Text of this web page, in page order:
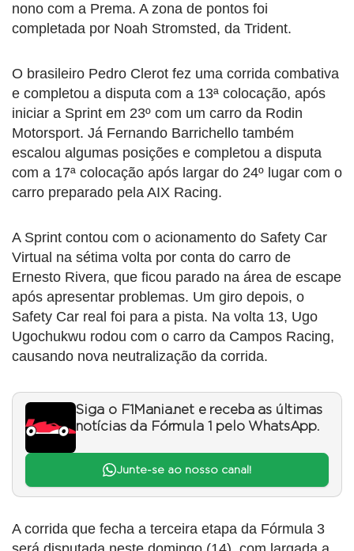
nono com a Prema. A zona de pontos foi
completada por Noah Stromsted, da Trident.
O brasileiro Pedro Clerot fez uma corrida combativa
e completou a disputa com a 13ª colocação, após
iniciar a Sprint em 23º com um carro da Rodin
Motorsport. Já Fernando Barrichello também
escalou algumas posições e completou a disputa
com a 17ª colocação após largar do 24º lugar com o
carro preparado pela AIX Racing.
A Sprint contou com o acionamento do Safety Car
Virtual na sétima volta por conta do carro de
Ernesto Rivera, que ficou parado na área de escape
após apresentar problemas. Um giro depois, o
Safety Car real foi para a pista. Na volta 13, Ugo
Ugochukwu rodou com o carro da Campos Racing,
causando nova neutralização da corrida.
Siga o F1Mania.net e receba as últimas
notícias da Fórmula 1 pelo WhatsApp.
Junte-se ao nosso canal!
A corrida que fecha a terceira etapa da Fórmula 3